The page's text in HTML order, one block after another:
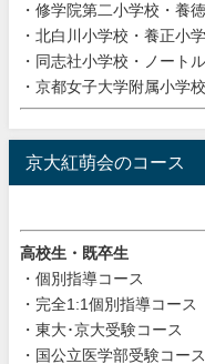
・修学院第二小学校・養
・北白川小学校・養正小
・同志社小学校・ノート
・京都女子大学附属小学校
京大紅萌会のコース
高校生・既卒生
・個別指導コース
・完全1:1個別指導コース
・東大･京大受験コース
・国公立医学部受験コース